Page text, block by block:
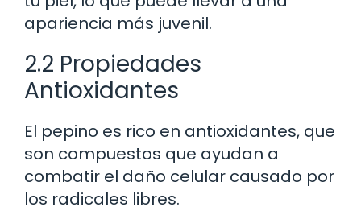
apariencia más juvenil.
2.2 Propiedades
Antioxidantes
El pepino es rico en antioxidantes, que
son compuestos que ayudan a
combatir el daño celular causado por
los radicales libres.